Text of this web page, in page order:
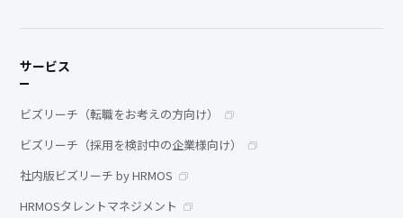
サービス
ビズリーチ（転職をお考えの方向け）
ビズリーチ（採用を検討中の企業様向け）
社内版ビズリーチ by HRMOS
HRMOSタレントマネジメント